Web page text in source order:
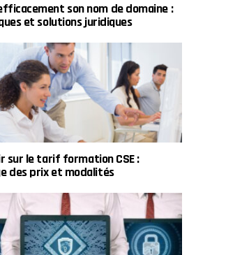
son nom de domaine :
et solutions juridiques
sur le tarif formation CSE :
des prix et modalités